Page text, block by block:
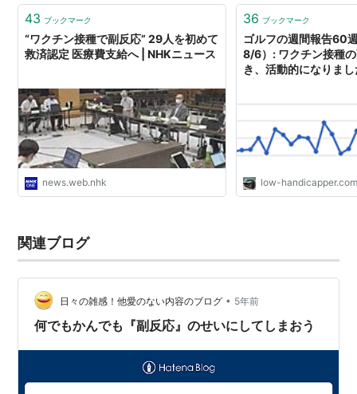
43 ブックマーク
“ワクチン接種で副反応” 29人を初めて
救済認定 医療費支給へ | NHKニュース
news.web.nhk
36 ブックマーク
ゴルフの週間報告60
8/6）: ワクチン接種
き、活動的になりま
low-
関連ブログ
日々の雑感！他愛のない内容のブログ • 5年前
何でもかんでも『副反応』のせいにしてしまおう